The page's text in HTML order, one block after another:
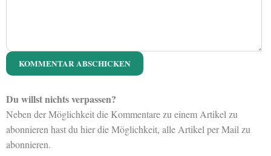
Du willst nichts verpassen?
Neben der Möglichkeit die Kommentare zu einem Artikel zu
abonnieren hast du hier die Möglichkeit, alle Artikel per Mail zu
abonnieren.